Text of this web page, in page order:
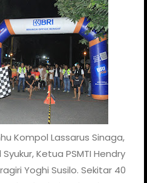
Kompol Lassarus Sinaga,
Ketua PSMTI Hendry
Yoghi Susilo. Sekitar 40